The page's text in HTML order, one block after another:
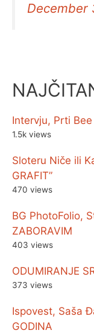
December
Intervju, Prti Bee
1.5k views
Sloteru Niče ili
GRAFIT”
470 views
BG PhotoFolio,
ZABORAVIM
403 views
ODUMIRANJE
373 views
Ispovest, Saša
GODINA